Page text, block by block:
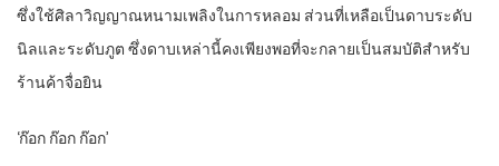
ซึ่งใช้ศิลาวิญญาณหนามเพลิงในการหลอม ส่วนที่เหลือเป็นดาบระดับ
นิลและระดับภูต ซึ่งดาบเหล่านี้คงเพียงพอที่จะกลายเป็นสมบัติสำหรับ
ร้านค้าจื่อยิน
‘ก๊อก ก๊อก ก๊อก’